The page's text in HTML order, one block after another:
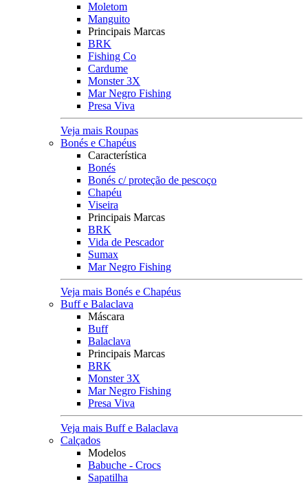
Moletom
Manguito
Principais Marcas
BRK
Fishing Co
Cardume
Monster 3X
Mar Negro Fishing
Presa Viva
Veja mais Roupas
Bonés e Chapéus
Característica
Bonés
Bonés c/ proteção de pescoço
Chapéu
Viseira
Principais Marcas
BRK
Vida de Pescador
Sumax
Mar Negro Fishing
Veja mais Bonés e Chapéus
Buff e Balaclava
Máscara
Buff
Balaclava
Principais Marcas
BRK
Monster 3X
Mar Negro Fishing
Presa Viva
Veja mais Buff e Balaclava
Calçados
Modelos
Babuche - Crocs
Sapatilha